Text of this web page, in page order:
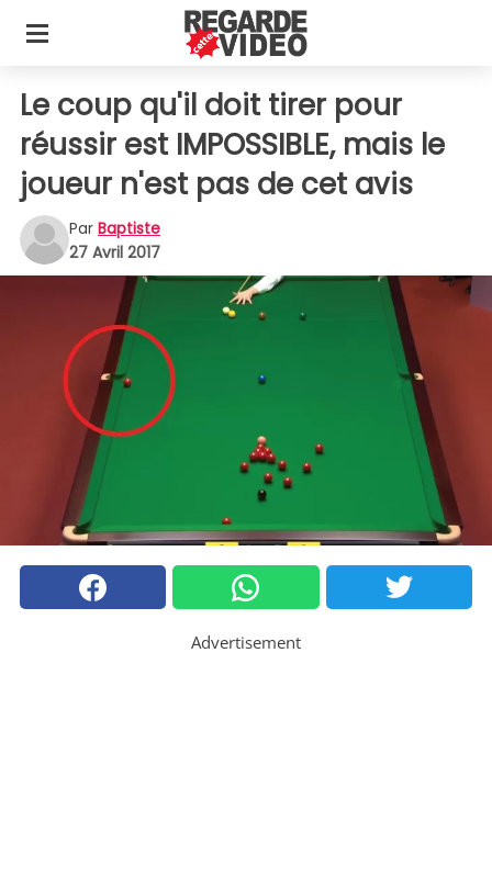
Le coup qu'il doit tirer pour
réussir est IMPOSSIBLE, mais le
joueur n'est pas de cet avis
Par Baptiste
27 Avril 2017
Advertisement